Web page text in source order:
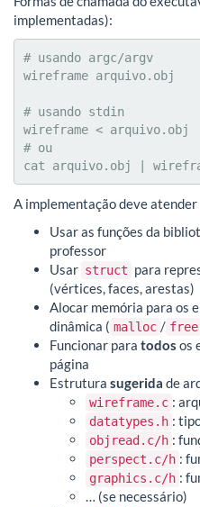
implementadas):
# usando argc/argv
wireframe arquivo.obj
# usando stdin
wireframe < arquivo.obj
# ou
cat arquivo.obj |
A implementação deve
Usar as funções da
professor
Usar struct para
(vértices, faces, arestas)
Alocar memória para os
dinâmica ( malloc / free
Funcionar para todos os
página
Estrutura sugerida de
wireframe.c :
datatypes.h :
objread.c/h :
perspect.c/h :
graphics.c/h :
… (se necessário)